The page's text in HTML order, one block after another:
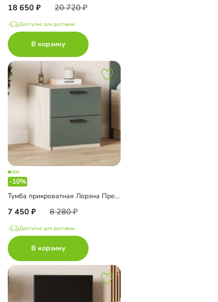
18 650 20 720
Доступно для доставки
В корзину
-10%
Тумба прикроватная Лорэна Премиум
7 450 8 280
Доступно для доставки
В корзину